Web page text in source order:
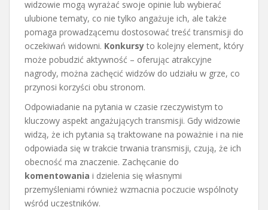
widzowie mogą wyrażać swoje opinie lub wybierać
ulubione tematy, co nie tylko angażuje ich, ale także
pomaga prowadzącemu dostosować treść transmisji do
oczekiwań widowni. Konkursy to kolejny element, który
może pobudzić aktywność – oferując atrakcyjne
nagrody, można zachęcić widzów do udziału w grze, co
przynosi korzyści obu stronom.
Odpowiadanie na pytania w czasie rzeczywistym to
kluczowy aspekt angażujących transmisji. Gdy widzowie
widzą, że ich pytania są traktowane na poważnie i na nie
odpowiada się w trakcie trwania transmisji, czują, że ich
obecność ma znaczenie. Zachęcanie do
komentowania i dzielenia się własnymi
przemyśleniami również wzmacnia poczucie wspólnoty
wśród uczestników.